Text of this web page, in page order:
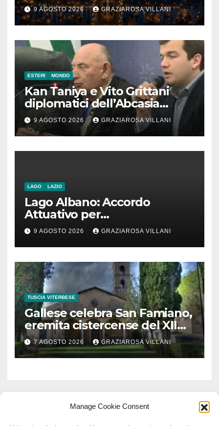
Manage Cookie Consent
9 AGOSTO 2026 GRAZIAROSA VILLANI
ESTERI MONDO
Kan Taniya e Vito Grittani
diplomatici dell’Abcasia
contro nota del governo
romeno. “Non si può invocare
la costruzione di ponti e allo
stesso tempo condannare
9 AGOSTO 2026 GRAZIAROSA VILLANI
LAGO LAZIO
Lago Albano: Accordo
Attuativo per
l’interconnessione
acquedottistica da 29,5
milioni di euro
9 AGOSTO 2026 GRAZIAROSA VILLANI
TUSCIA VITERBESE
Gallese celebra San Famiano,
eremita cistercense del XII
secolo
7 AGOSTO 2026 GRAZIAROSA VILLANI